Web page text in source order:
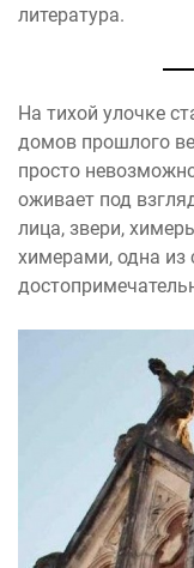
литература.
На тихой улочке
домов прошлого
просто
оживает под
лица, звери,
химерами, одна из